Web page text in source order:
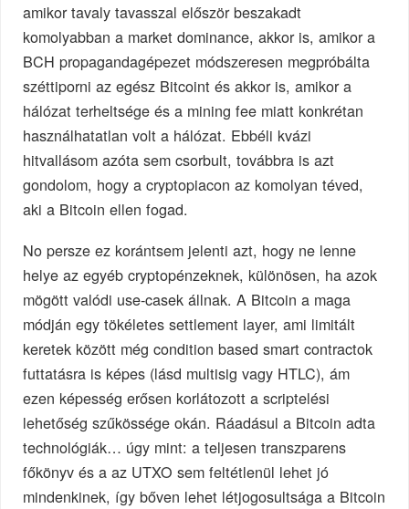
amikor tavaly tavasszal először beszakadt
komolyabban a market dominance, akkor is, amikor a
BCH propagandagépezet módszeresen megpróbálta
széttiporni az egész Bitcoint és akkor is, amikor a
hálózat terheltsége és a mining fee miatt konkrétan
használhatatlan volt a hálózat. Ebbéli kvázi
hitvallásom azóta sem csorbult, továbbra is azt
gondolom, hogy a cryptopiacon az komolyan téved,
aki a Bitcoin ellen fogad.
No persze ez korántsem jelenti azt, hogy ne lenne
helye az egyéb cryptopénzeknek, különösen, ha azok
mögött valódi use-casek állnak. A Bitcoin a maga
módján egy tökéletes settlement layer, ami limitált
keretek között még condition based smart contractok
futtatásra is képes (lásd multisig vagy HTLC), ám
ezen képesség erősen korlátozott a scriptelési
lehetőség szűkössége okán. Ráadásul a Bitcoin adta
technológiák… úgy mint: a teljesen transzparens
főkönyv és a az UTXO sem feltétlenül lehet jó
mindenkinek, így bőven lehet létjogosultsága a Bitcoin